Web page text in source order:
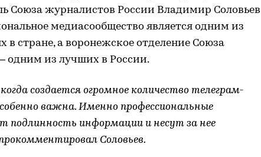
Союза журналистов России Владимир Соловьев
медиасообщество является одним из
стране, а воронежское отделение Союза
одним из лучших в России.
создается огромное количество телеграм-
важна. Именно профессиональные
информации и несут за нее
Соловьев.